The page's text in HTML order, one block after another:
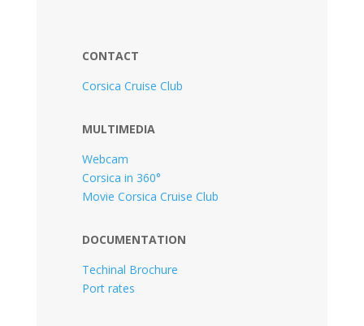
CONTACT
Corsica Cruise Club
MULTIMEDIA
Webcam
Corsica in 360°
Movie Corsica Cruise Club
DOCUMENTATION
Techinal Brochure
Port rates